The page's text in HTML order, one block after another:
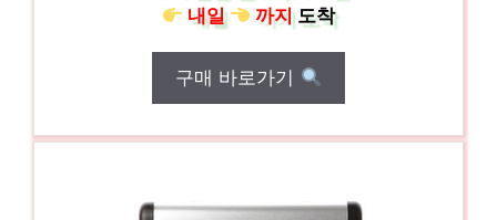
내일
까지도착
구매 바로가기